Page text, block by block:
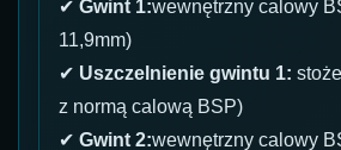
✔ Gwint 1:wewnętrzny calowy
11,9mm)
✔ Uszczelnienie gwintu 1:
z normą calową BSP)
✔ Gwint 2:wewnętrzny calowy